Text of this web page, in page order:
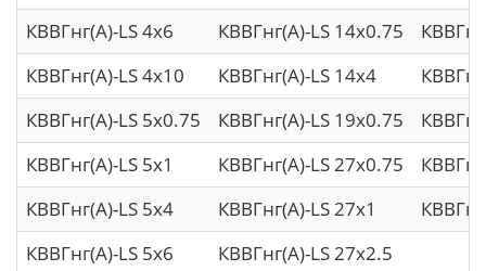
КВВГнг(А)-LS 4х6
КВВГнг(А)-LS 14х0.75
КВВГнг(А)-LS 4х10
КВВГнг(А)-LS 14х4
КВВГнг(А)-LS 5х0.75
КВВГнг(А)-LS 19х0.75
КВВГнг(А)-LS 5х1
КВВГнг(А)-LS 27х0.75
КВВГнг(А)-LS 5х4
КВВГнг(А)-LS 27х1
КВВГнг(А)-LS 5х6
КВВГнг(А)-LS 27х2.5